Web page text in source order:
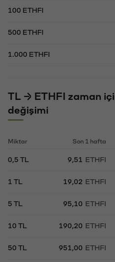
100 ETHFI
500 ETHFI
1.000 ETHFI
TL → ETHFI zaman
değişimi
Miktar Son 1 hafta
0,5 TL 9,51 ETHFI
1 TL 19,02 ETHFI
5 TL 95,10 ETHFI
10 TL 190,20 ETHFI
50 TL 951,00 ETHFI